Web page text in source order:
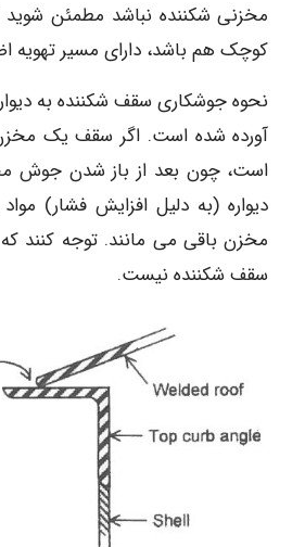
مخزنی شکننده نباشد مطمئن
کوچک هم باشد، دارای مسیر تهویه
نحوه جوشکاری سقف شکننده به
آورده شده است. اگر سقف یک
است، چون بعد از باز شدن جوش
دیواره (به دلیل افزایش فشار)
مخزن باقی می مانند. توجه کنند
سقف شکننده نیست.